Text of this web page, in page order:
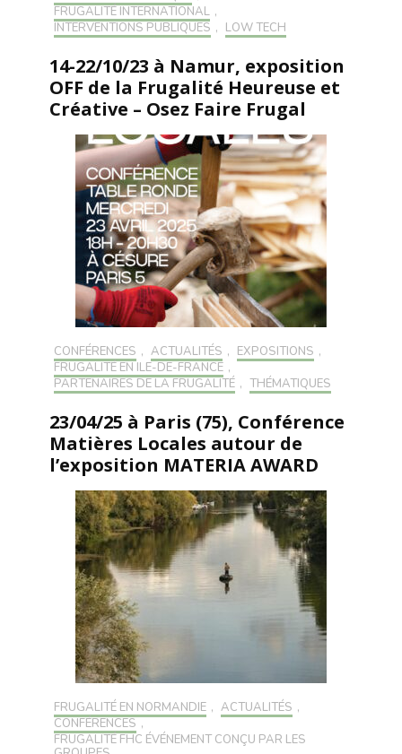
FRUGALITÉ INTERNATIONAL ,
INTERVENTIONS PUBLIQUES , LOW TECH
14-22/10/23 à Namur, exposition
OFF de la Frugalité Heureuse et
Créative – Osez Faire Frugal
CONFÉRENCES , ACTUALITÉS , EXPOSITIONS ,
FRUGALITÉ EN ILE-DE-FRANCE ,
PARTENAIRES DE LA FRUGALITÉ , THÉMATIQUES
23/04/25 à Paris (75), Conférence
Matières Locales autour de
l’exposition MATERIA AWARD
FRUGALITÉ EN NORMANDIE , ACTUALITÉS ,
CONFÉRENCES ,
FRUGALITÉ FHC ÉVÉNEMENT CONÇU PAR LES